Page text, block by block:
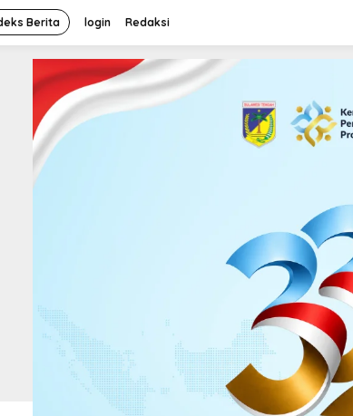
Berita login Redaksi